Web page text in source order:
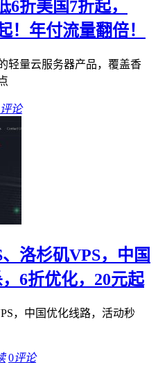
6折美国7折起，
！年付流量翻倍！
轻量云服务器产品，覆盖香
评论
洛杉矶VPS，中国
6折优化，20元起
，中国优化线路，活动秒
0评论